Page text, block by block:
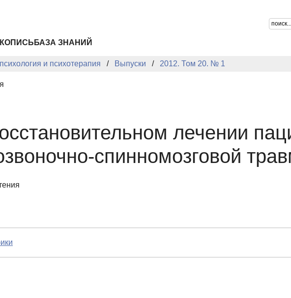
БАЗА ЗНАНИЙ
и психотерапия Выпуски 2012. Том 20. № 1
лечении
спинномозговой